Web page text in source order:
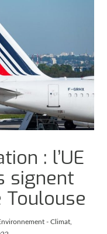
: l’UE
signent
Toulouse
- Climat